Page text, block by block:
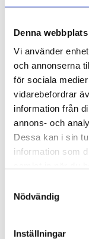
Denna
Vi använder
och annonserna
för sociala
vidarebefordrar
information från
annons- och
Dessa kan i sin
information som
Nödvändig
Inställningar
Lönerna
Så